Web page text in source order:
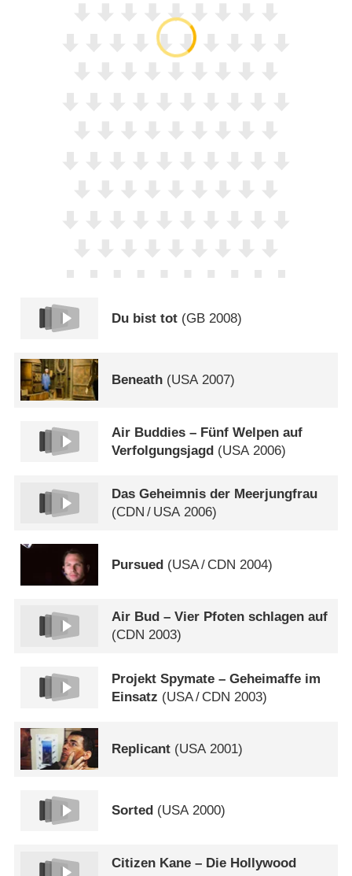
Du bist tot (GB 2008)
Beneath (USA2007)
Air Buddies – Fünf Welpen auf
Verfolgungsjagd (USA2006)
Das Geheimnis der Meerjungfrau
(CDN / USA2006)
Pursued (USA/ CDN 2004)
Air Bud – Vier Pfoten schlagen auf
(CDN 2003)
Projekt Spymate – Geheimaffe im
Einsatz (USA/ CDN 2003)
Replicant (USA2001)
Sorted (USA2000)
Citizen Kane – Die Hollywood